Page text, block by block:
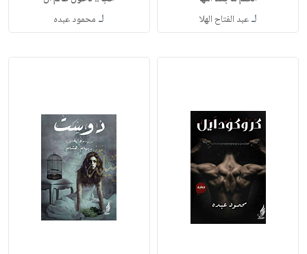
لـعبد الفتاح الهلا لـ محمود عبده